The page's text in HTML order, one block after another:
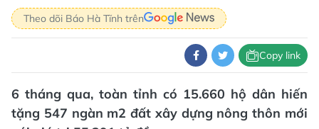
Theo dõi Báo Hà Tĩnh trên
Copy link
6 tháng qua, toàn tỉnh có 15.660 hộ dân hiến
tặng 547 ngàn m2 đất xây dựng nông thôn mới